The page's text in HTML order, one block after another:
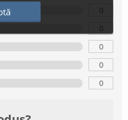
0
0
0
0
0